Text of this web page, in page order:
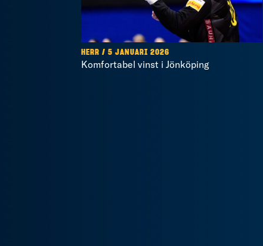
HERR / 5 JANUARI 2026
Komfortabel vinst i Jönköping